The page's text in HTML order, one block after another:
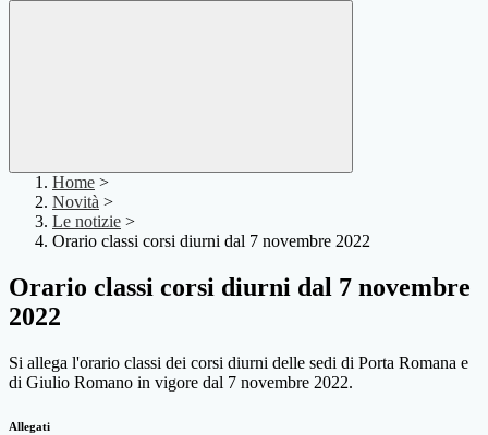
Home >
Novità >
Le notizie >
Orario classi corsi diurni dal 7 novembre 2022
Orario classi corsi diurni dal 7 novembre
2022
Si allega l'orario classi dei corsi diurni delle sedi di Porta Romana e
di Giulio Romano in vigore dal 7 novembre 2022.
Allegati